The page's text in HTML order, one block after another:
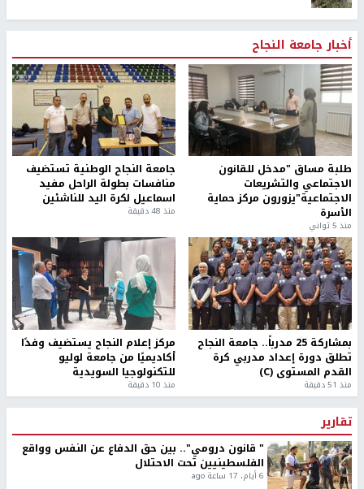
أخبار جامعة النجاح
طلبة مساق "مدخل للقانون
الاجتماعي والتشريعات
الاجتماعية"يزورون مركز حماية
الأسرة
منذ 5 ثواني
جامعة النجاح الوطنية تستضيف
منافسات بطولة الراحل مفيد
اسماعيل لكرة اليد للناشئين
منذ 48 دقيقة
بمشاركة 25 مدرباً.. جامعة النجاح
تطلق دورة إعداد مدربي كرة
القدم المستوى (C)
منذ 51 دقيقة
مركز إعلام النجاح يستضيف وفدًا
أكاديميًا من جامعة لوليو
للتكنولوجيا السويدية
منذ 10 دقيقة
تقارير
" قانون درومي".. بين حق الدفاع عن النفس وواقع
الفلسطينيين تحت الاحتلال
6 أيام، 17 ساعة ago